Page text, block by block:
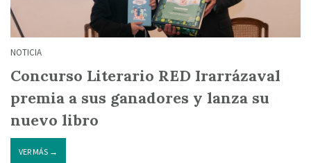
NOTICIA
Concurso Literario RED Irarrázaval
premia a sus ganadores y lanza su
nuevo libro
VER MÁS →